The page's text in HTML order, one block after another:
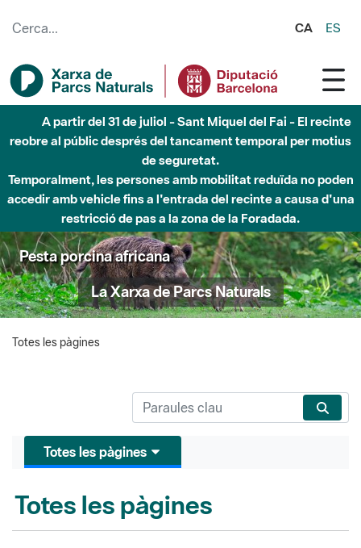
CA ES
A partir del 31 de juliol - Sant Miquel del Fai - El recinte
reobre al públic després del tancament temporal per motius
de seguretat.
Temporalment, les persones amb mobilitat reduïda no poden
accedir amb vehicle fins a l'entrada del recinte a causa d'una
restricció de pas a la zona de la Foradada.
Pesta porcina africana
La Xarxa de Parcs Naturals
Totes les pàgines
Totes les pàgines
Totes les pàgines